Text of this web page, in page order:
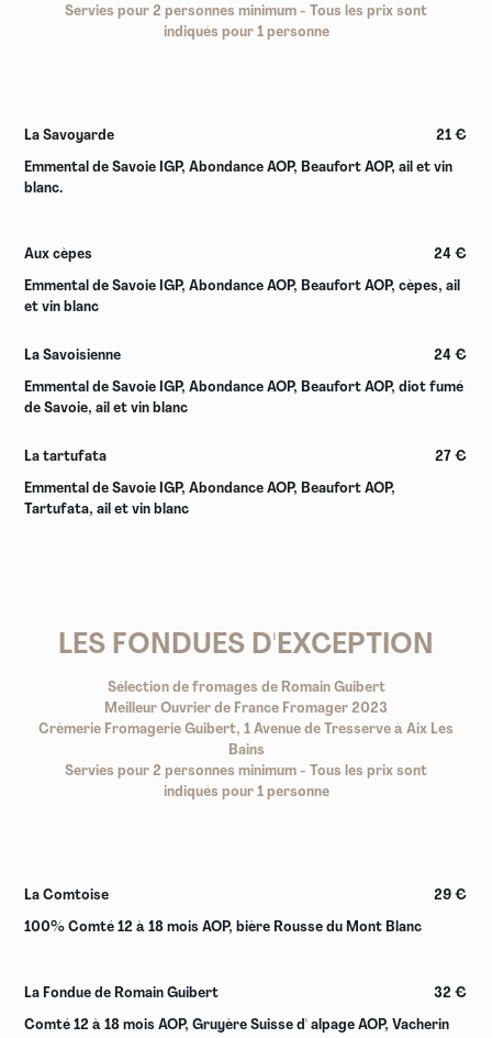
Servies pour 2 personnes minimum - Tous les prix sont
indiqués pour 1 personne
La Savoyarde 21 €
Emmental de Savoie IGP, Abondance AOP, Beaufort AOP, ail et vin
blanc.
Aux cèpes 24 €
Emmental de Savoie IGP, Abondance AOP, Beaufort AOP, cèpes, ail
et vin blanc
La Savoisienne 24 €
Emmental de Savoie IGP, Abondance AOP, Beaufort AOP, diot fumé
de Savoie, ail et vin blanc
La tartufata 27 €
Emmental de Savoie IGP, Abondance AOP, Beaufort AOP,
Tartufata, ail et vin blanc
LES FONDUES D'EXCEPTION
Sélection de fromages de Romain Guibert
Meilleur Ouvrier de France Fromager 2023
Crèmerie Fromagerie Guibert, 1 Avenue de Tresserve à Aix Les
Bains
Servies pour 2 personnes minimum - Tous les prix sont
indiqués pour 1 personne
La Comtoise 29 €
100% Comté 12 à 18 mois AOP, bière Rousse du Mont Blanc
La Fondue de Romain Guibert 32 €
Comté 12 à 18 mois AOP, Gruyère Suisse d' alpage AOP, Vacherin